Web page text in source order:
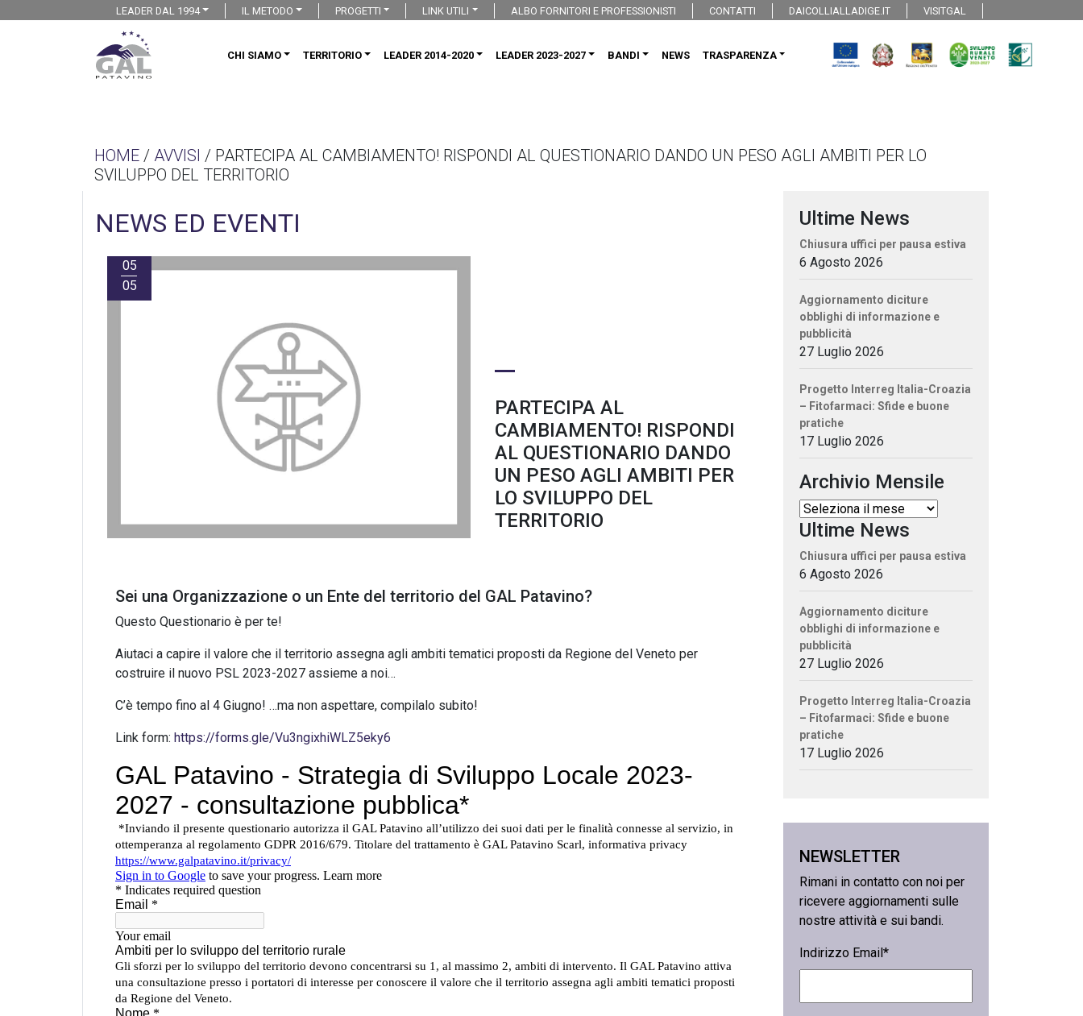
LEADER DAL 1994 IL METODO PROGETTI LINK UTILI ALBO FORNITORI E PROFESSIONISTI CONTATTI DAICOLLIALLADIGE.IT VISITGAL
CHI SIAMO TERRITORIO LEADER 2014-2020 LEADER 2023-2027 BANDI NEWS TRASPARENZA
HOME / AVVISI / PARTECIPA AL CAMBIAMENTO! RISPONDI AL QUESTIONARIO DANDO UN PESO AGLI AMBITI PER LO
SVILUPPO DEL TERRITORIO
NEWS ED EVENTI
05
05
PARTECIPA AL
CAMBIAMENTO! RISPONDI
AL QUESTIONARIO DANDO
UN PESO AGLI AMBITI PER
LO SVILUPPO DEL
TERRITORIO
Sei una Organizzazione o un Ente del territorio del GAL Patavino?
Questo Questionario è per te!
Aiutaci a capire il valore che il territorio assegna agli ambiti tematici proposti da Regione del Veneto per
costruire il nuovo PSL 2023-2027 assieme a noi…
C’è tempo fino al 4 Giugno! …ma non aspettare, compilalo subito!
Link form: https://forms.gle/Vu3ngixhiWLZ5eky6
Ultime News
Chiusura uffici per pausa estiva
6 Agosto 2026
Aggiornamento diciture
obblighi di informazione e
pubblicità
27 Luglio 2026
Progetto Interreg Italia-Croazia
– Fitofarmaci: Sfide e buone
pratiche
17 Luglio 2026
Archivio Mensile
Ultime News
Chiusura uffici per pausa estiva
6 Agosto 2026
Aggiornamento diciture
obblighi di informazione e
pubblicità
27 Luglio 2026
Progetto Interreg Italia-Croazia
– Fitofarmaci: Sfide e buone
pratiche
17 Luglio 2026
NEWSLETTER
Rimani in contatto con noi per
ricevere aggiornamenti sulle
nostre attività e sui bandi.
Indirizzo Email*